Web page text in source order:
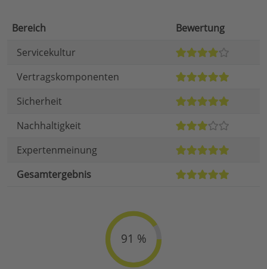
Bereich
Bewertung
Servicekultur
Vertragskomponenten
Sicherheit
Nachhaltigkeit
Expertenmeinung
Gesamtergebnis
91 %